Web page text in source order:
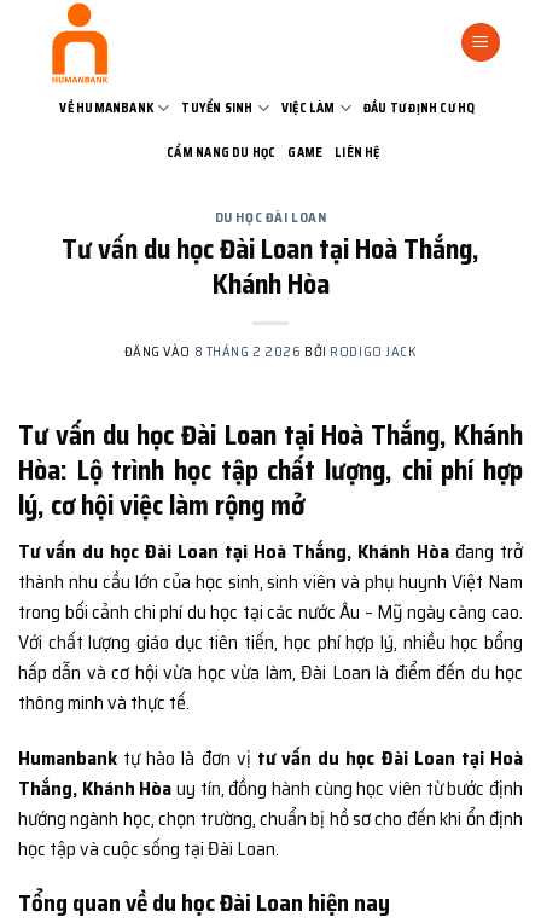
VỀ HUMANBANK TUYỂN SINH VIỆC LÀM ĐẦU TƯ ĐỊNH CƯ HQ
CẨM NANG DU HỌC GAME LIÊN HỆ
DU HỌC ĐÀI LOAN
Tư vấn du học Đài Loan tại Hoà Thắng,
Khánh Hòa
ĐĂNG VÀO 8 THÁNG 2 2026 BỞI RODIGO JACK
Tư vấn du học Đài Loan tại Hoà Thắng, Khánh
Hòa: Lộ trình học tập chất lượng, chi phí hợp
lý, cơ hội việc làm rộng mở
Tư vấn du học Đài Loan tại Hoà Thắng, Khánh Hòa đang trở
thành nhu cầu lớn của học sinh, sinh viên và phụ huynh Việt Nam
trong bối cảnh chi phí du học tại các nước Âu – Mỹ ngày càng cao.
Với chất lượng giáo dục tiên tiến, học phí hợp lý, nhiều học bổng
hấp dẫn và cơ hội vừa học vừa làm, Đài Loan là điểm đến du học
thông minh và thực tế.
Humanbank tự hào là đơn vị tư vấn du học Đài Loan tại Hoà
Thắng, Khánh Hòauy tín, đồng hành cùng học viên từ bước định
hướng ngành học, chọn trường, chuẩn bị hồ sơ cho đến khi ổn định
học tập và cuộc sống tại Đài Loan.
Tổng quan về du học Đài Loan hiện nay